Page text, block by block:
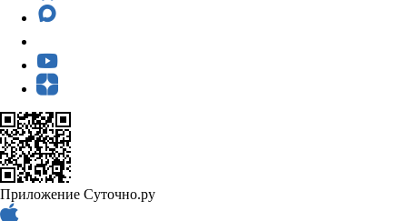
Приложение Суточно.ру